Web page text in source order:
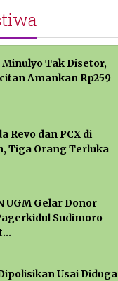
Tak Disetor,
Amankan Rp259
Revo dan PCX di
Tiga Orang Terluka
UGM Gelar Donor
Sudimoro
Usai Diduga